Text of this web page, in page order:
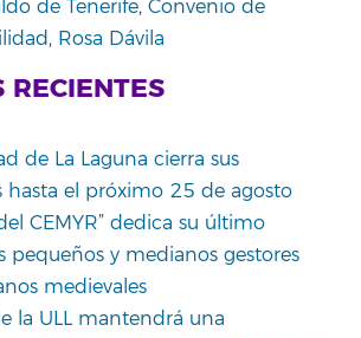
de Tenerife, Convenio de
, Rosa Dávila
RECIENTES
de La Laguna cierra sus
hasta el próximo 25 de agosto
CEMYR” dedica su último
pequeños y medianos gestores
medievales
la ULL mantendrá una